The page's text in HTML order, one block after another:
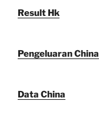
Result Hk
Pengeluaran China
Data China